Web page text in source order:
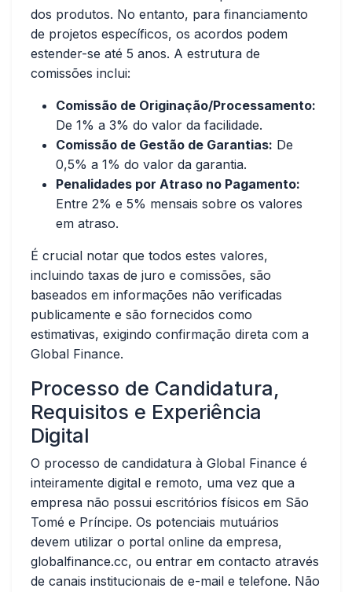
dos produtos. No entanto, para financiamento
de projetos específicos, os acordos podem
estender-se até 5 anos. A estrutura de
comissões inclui:
Comissão de Originação/Processamento:
De 1% a 3% do valor da facilidade.
Comissão de Gestão de Garantias: De
0,5% a 1% do valor da garantia.
Penalidades por Atraso no Pagamento:
Entre 2% e 5% mensais sobre os valores
em atraso.
É crucial notar que todos estes valores,
incluindo taxas de juro e comissões, são
baseados em informações não verificadas
publicamente e são fornecidos como
estimativas, exigindo confirmação direta com a
Global Finance.
Processo de Candidatura,
Requisitos e Experiência
Digital
O processo de candidatura à Global Finance é
inteiramente digital e remoto, uma vez que a
empresa não possui escritórios físicos em São
Tomé e Príncipe. Os potenciais mutuários
devem utilizar o portal online da empresa,
globalfinance.cc, ou entrar em contacto através
de canais institucionais de e-mail e telefone. Não